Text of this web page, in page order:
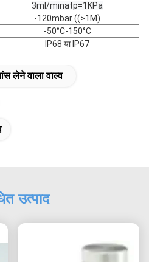
3ml/minatp=1KPa
-120mbar ((>1M)
-50°C-150°C
IP68 या IP67
लेने वाला वाल्व
उत्पाद